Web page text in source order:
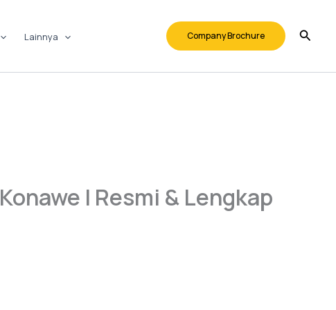
Lainnya Company Brochure
| Resmi & Lengkap